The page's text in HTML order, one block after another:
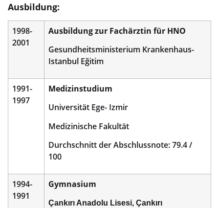
Ausbildung:
1998-
2001
Ausbildung zur Fachärztin für HNO
Gesundheitsministerium Krankenhaus-
Istanbul Eğitim
1991-
1997
Medizinstudium
Universität Ege- Izmir
Medizinische Fakultät
Durchschnitt der Abschlussnote: 79.4 /
100
1994-
1991
Gymnasium
Çankırı Anadolu Lisesi, Çankırı